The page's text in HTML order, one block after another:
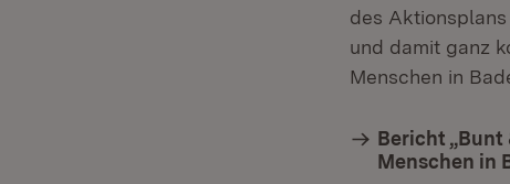
des
und damit ganz
Menschen in
Bericht
Menschen in